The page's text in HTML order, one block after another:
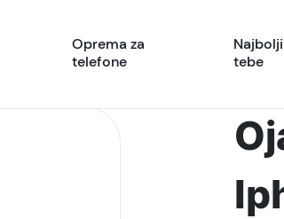
Oprema za
telefone
tebe